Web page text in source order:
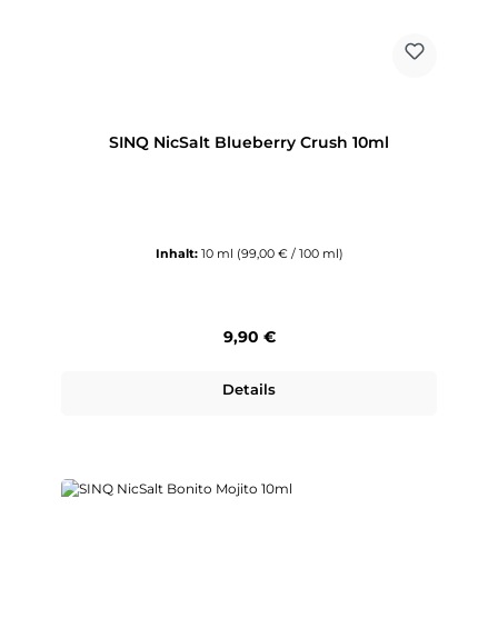
SINQ NicSalt Blueberry Crush 10ml
Inhalt: 10 ml (99,00 € / 100 ml)
Regulärer Preis:
9,90 €
Details